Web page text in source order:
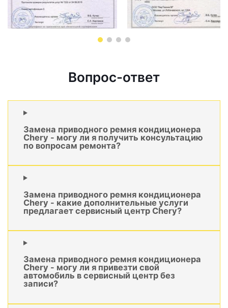
Вопрос-ответ
Замена приводного ремня кондиционера
Chery - могу ли я получить консультацию
по вопросам ремонта?
Замена приводного ремня кондиционера
Chery - какие дополнительные услуги
предлагает сервисный центр Chery?
Замена приводного ремня кондиционера
Chery - могу ли я привезти свой
автомобиль в сервисный центр без
записи?